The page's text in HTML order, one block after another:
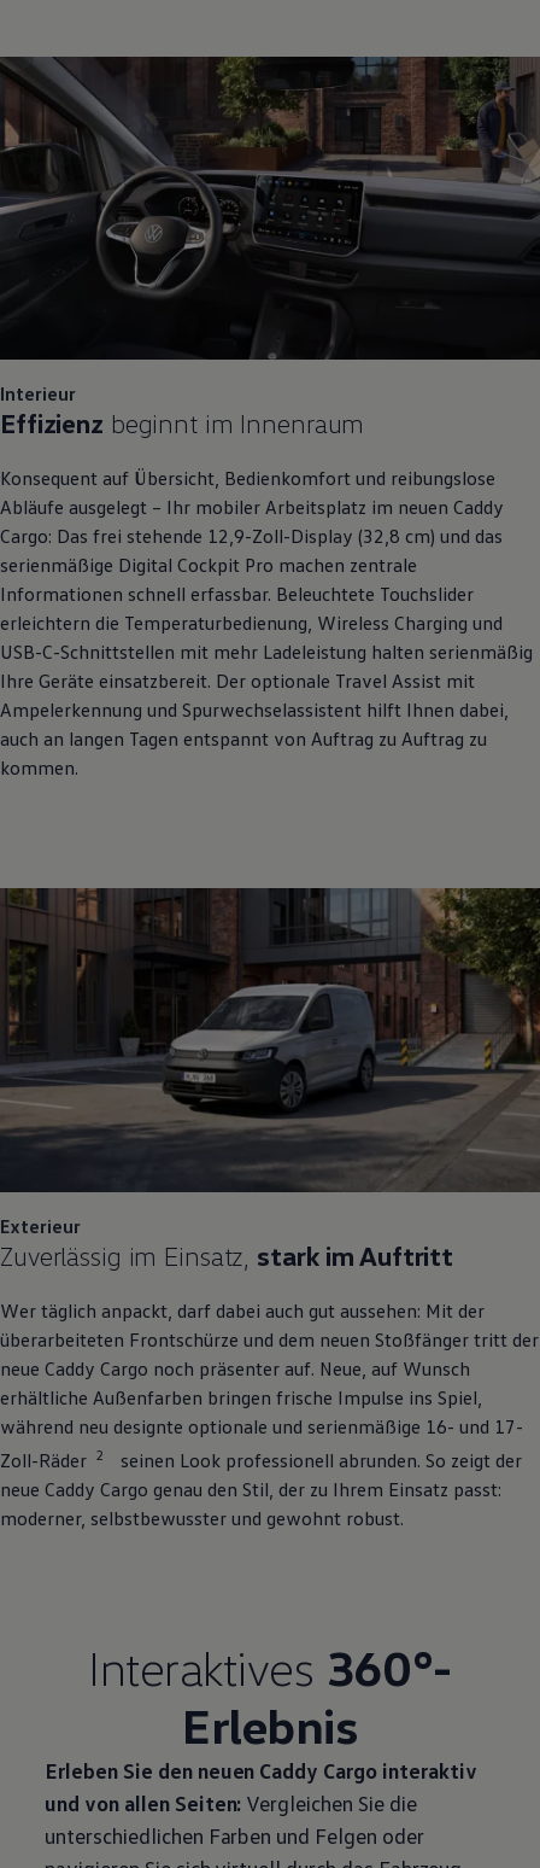
Interieur
Effizienz beginnt im Innenraum
Konsequent auf Übersicht, Bedienkomfort und reibungslose
Abläufe ausgelegt – Ihr mobiler Arbeitsplatz im neuen Caddy
Cargo: Das frei stehende 12,9-Zoll-Display (32,8 cm) und das
serienmäßige Digital Cockpit Pro machen zentrale
Informationen schnell erfassbar. Beleuchtete Touchslider
erleichtern die Temperaturbedienung, Wireless Charging und
USB-C-Schnittstellen mit mehr Ladeleistung halten serienmäßig
Ihre Geräte einsatzbereit. Der optionale Travel Assist mit
Ampelerkennung und Spurwechselassistent hilft Ihnen dabei,
auch an langen Tagen entspannt von Auftrag zu Auftrag zu
kommen.
Exterieur
Zuverlässig im Einsatz, stark im Auftritt
Wer täglich anpackt, darf dabei auch gut aussehen: Mit der
überarbeiteten Frontschürze und dem neuen Stoßfänger tritt der
neue Caddy Cargo noch präsenter auf. Neue, auf Wunsch
erhältliche Außenfarben bringen frische Impulse ins Spiel,
während neu designte optionale und serienmäßige 16- und 17-
Zoll-Räder 2
seinen Look professionell abrunden. So zeigt der
neue Caddy Cargo genau den Stil, der zu Ihrem Einsatz passt:
moderner, selbstbewusster und gewohnt robust.
Interaktives 360°-
Erlebnis
Erleben Sie den neuen Caddy Cargointeraktiv
und von allen Seiten: Vergleichen Sie die
unterschiedlichen Farben und Felgen oder